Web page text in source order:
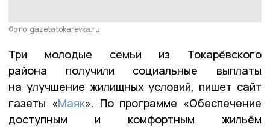
Фото: gazetatokarevka.ru
Три молодые семьи из Токарёвского
района получили социальные выплаты
на улучшение жилищных условий, пишет сайт
газеты «Маяк». По программе «Обеспечение
доступным и комфортным жильём